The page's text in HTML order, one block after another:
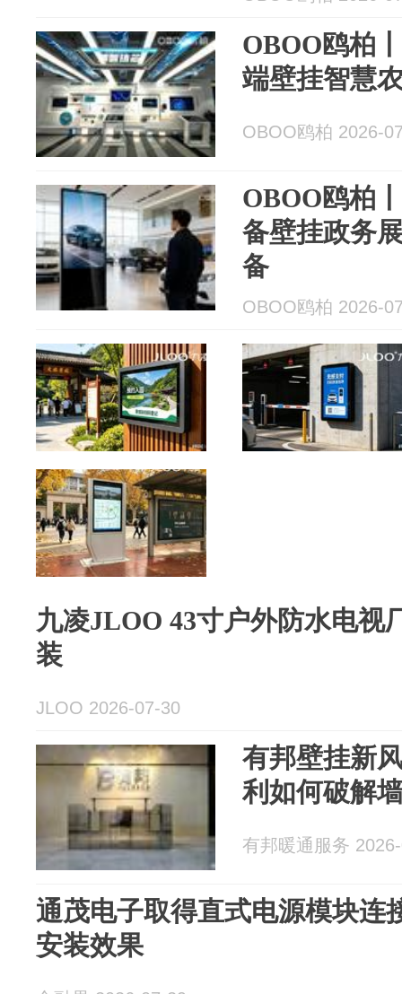
OBOO鸥柏
端壁挂智慧
OBOO鸥柏 2026-
OBOO鸥柏
备壁挂政务
备
OBOO鸥柏 2026-
九凌JLOO 43寸户外防水电视
装
JLOO 2026-07-30
有邦壁挂新
利如何破解
有邦暖通服务
通茂电子取得直式电源模块连
安装效果